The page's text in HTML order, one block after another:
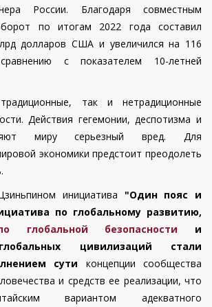
России. Благодаря совместным
по итогам 2022 года составил
долларов США и увеличился на 116
с показателем 10-летней
так и нетрадиционные
Действия гегемонии, деспотизма и
миру серьезный вред. Для
экономики предстоит преодолеть
инициатива "Один пояс и
по глобальному развитию,
глобальной безопасности и
цивилизаций стали
сути концепции сообщества
и средств ее реализации, что
вариантом адекватного